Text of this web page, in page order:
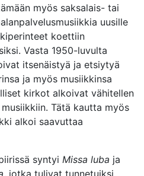
myös saksalais- tai
uusille
koettiin
Vasta 1950-luvulta
itsenäistyä ja etsiytyä
ja myös musiikkinsa
kirkot alkoivat vähitellen
Tätä kautta myös
alkoi saavuttaa
syntyi Missa luba ja
, jotka tulivat tunnetuiksi